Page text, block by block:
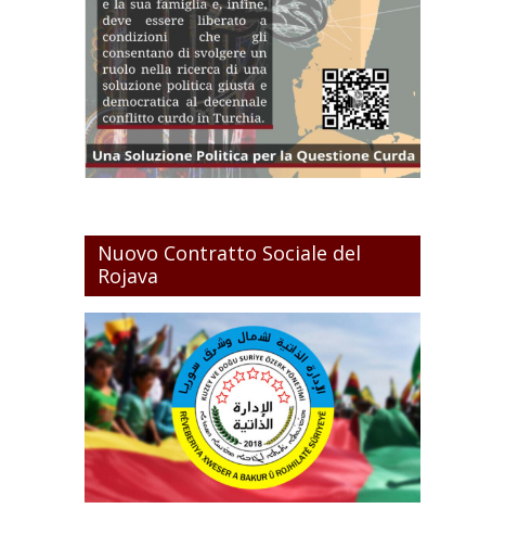
Nuovo Contratto Sociale del
Rojava